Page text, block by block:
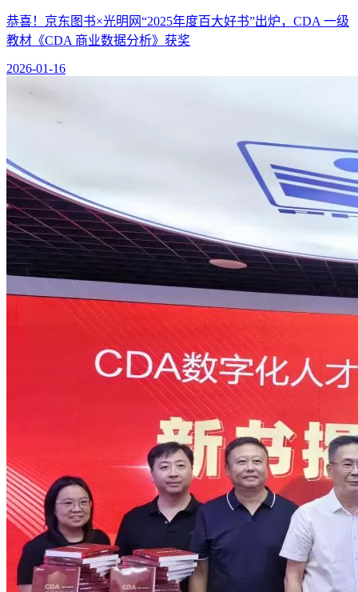
恭喜！京东图书×光明网“2025年度百大好书”出炉，CDA 一级
教材《CDA 商业数据分析》获奖
2026-01-16